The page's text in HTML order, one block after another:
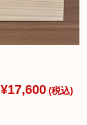
¥17,600 (税込)